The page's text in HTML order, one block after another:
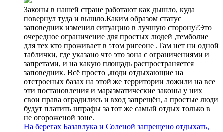
Законы в нашей стране работают как дышло, куда
повернул туда и вышло.Каким образом статус
заповедник изменил ситуацию в лучшую сторону?Это
очередное ограничение для простых людей ,темболие
для тех кто проживает в этом ригеоне .Там нет ни одной
таблички, где указано что это зона с ограничениями и
запретами, и на какую площадь распространяется
заповедник. Всё просто ,люди отдыхающие на
отстроеных базах на этой же территории ложили на все
эти постановления и маразматические законы у них
свои права оградились и вход запрещён, а простые люди
будут платить штрафы за тот же самый отдых только в
не огороженой зоне.
На берегах Базавлука и Соленой запрещено отдыхать,